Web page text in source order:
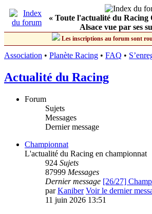
« Toute l'actualité du Racing
Alsace vue par ses
Les inscriptions au forum sont
Association • Planète Racing • FAQ •
Actualité du Racing
Forum
Sujets
Messages
Dernier message
Championnat
L'actualité du Racing en championnat
924 Sujets
87999 Messages
Dernier message [26/27]
parKaniber Voir le dernier
11 juin 2026 13:51